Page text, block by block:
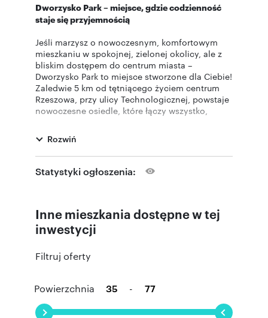
Dworzysko Park – miejsce, gdzie codzienność
staje się przyjemnością
Jeśli marzysz o nowoczesnym, komfortowym
mieszkaniu w spokojnej, zielonej okolicy, ale z
bliskim dostępem do centrum miasta –
Dworzysko Park to miejsce stworzone dla Ciebie!
Zaledwie 5 km od tętniącego życiem centrum
Rzeszowa, przy ulicy Technologicznej, powstaje
nowoczesne osiedle, które łączy wszystko,
Inwestycja spełniająca Twoje oczekiwania
Dworzysko Park tworzą cztery nowoczesne
budynki z przestronnymi mieszkaniami, z
wnętrza i różnorodne układy pozwolą stworzyć
wymarzoną przestrzeń. W budynkach znajdują
się również podziemne hale garażowe, a obok
oraz place zabaw – doskonałe dla rodzin z
Każdy element inwestycji został zaprojektowany
Rozwiń
Statystyki ogłoszenia:
Inne mieszkania dostępne w tej
inwestycji
Filtruj oferty
Powierzchnia -